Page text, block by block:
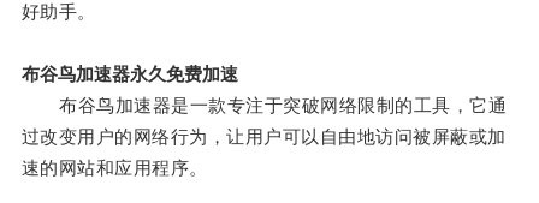
好助手。
布谷鸟加速器永久免费加速
布谷鸟加速器是一款专注于突破网络限制的工具，它通
过改变用户的网络行为，让用户可以自由地访问被屏蔽或加
速的网站和应用程序。